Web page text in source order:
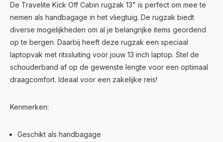
De Travelite Kick Off Cabin rugzak 13" is perfect om mee te
nemen als handbagage in het vliegtuig. De rugzak biedt
diverse mogelijkheden om al je belangrijke items geordend
op te bergen. Daarbij heeft deze rugzak een speciaal
laptopvak met ritssluiting voor jouw 13 inch laptop. Stel de
schouderband af op de gewenste lengte voor een optimaal
draagcomfort. Ideaal voor een zakelijke reis!
Kenmerken:
Geschikt als handbagage